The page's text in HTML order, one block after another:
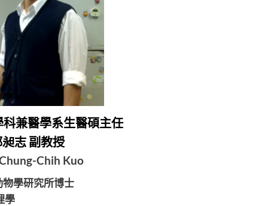
兼醫學系生醫碩主任
志 副教授
Chih Kuo
學研究所博士
學